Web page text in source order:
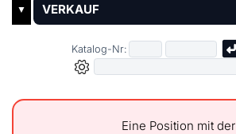
▼ VERKAUF
Katalog-Nr:
Eine Position mit der